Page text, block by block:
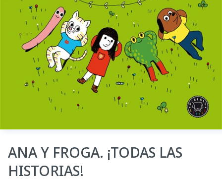
ANA Y FROGA. ¡TODAS LAS
HISTORIAS!